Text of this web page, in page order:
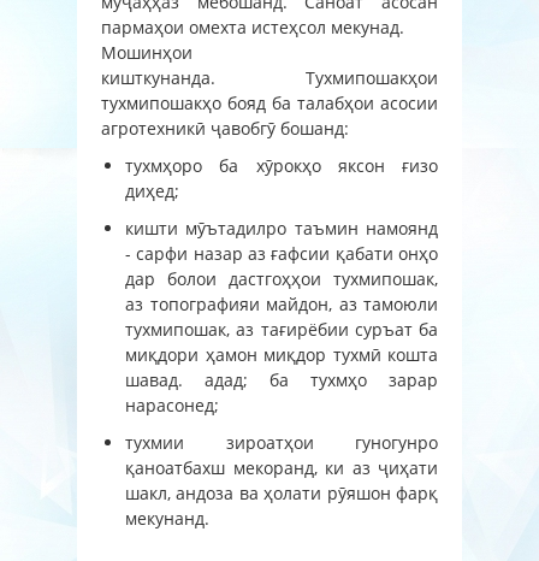
пармаҳои омехта истеҳсол мекунад.
Мошинҳои
кишткунанда. Тухмипошакҳои
тухмипошакҳо бояд ба талабҳои асосии
агротехникӣ ҷавобгӯ бошанд:
тухмҳоро ба хӯрокҳо яксон ғизо
диҳед;
кишти мӯътадилро таъмин намоянд
- сарфи назар аз ғафсии қабати онҳо
дар болои дастгоҳҳои тухмипошак,
аз топографияи майдон, аз тамоюли
тухмипошак, аз тағирёбии суръат ба
миқдори ҳамон миқдор тухмӣ кошта
шавад. адад; ба тухмҳо зарар
нарасонед;
тухмии зироатҳои гуногунро
қаноатбахш мекоранд, ки аз ҷиҳати
шакл, андоза ва ҳолати рӯяшон фарқ
мекунанд.